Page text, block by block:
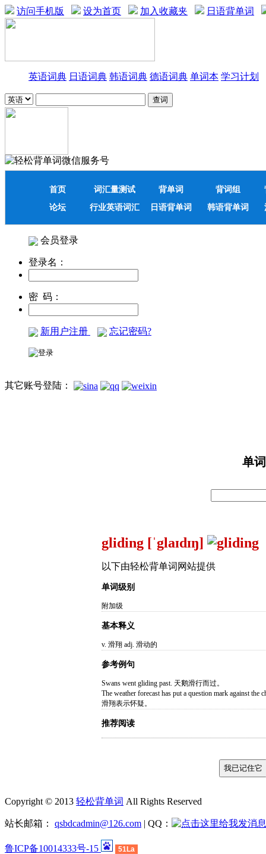
访问手机版 设为首页 加入收藏夹 日语背单词
英语词典 日语词典 韩语词典 德语词典 单词本 学习计划
首页 词汇量测试 背单词 背词组
论坛
行业英语词汇 日语背单词 韩语背单词
会员登录
登录名：
密 码：
新用户注册 忘记密码?
其它账号登陆：
单
gliding [ˈglaɪdɪŋ]
以下由轻松背单词网站提供
单词级别
附加级
基本释义
v. 滑翔 adj. 滑动的
参考例句
Swans went gliding past. 天鹅滑行而过。
The weather forecast has put a question mark against
滑翔表示怀疑。
推荐阅读
Copyright © 2013 轻松背单词 All Rights Reserved
站长邮箱： qsbdcadmin@126.com | QQ：
鲁ICP备10014333号-15 51La